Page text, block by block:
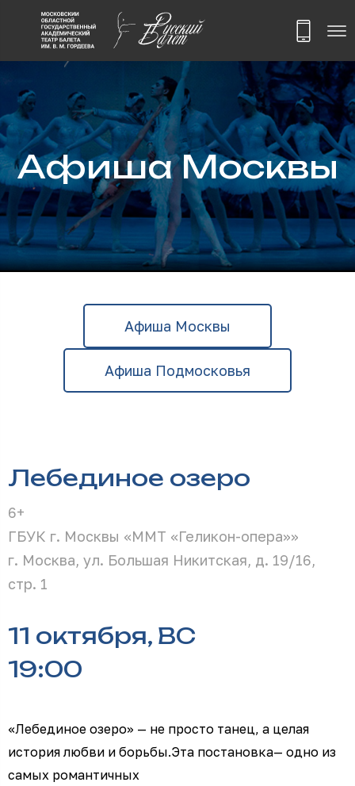
Афиша Москвы
Афиша Москвы
Афиша Подмосковья
Лебединое озеро
6+
ГБУК г. Москвы «ММТ «Геликон-опера»»
г. Москва, ул. Большая Никитская, д. 19/16,
стр. 1
11 октября, ВС
19:00
«Лебединое озеро» — не просто танец, а целая
история любви и борьбы.Эта постановка— одно из
самых романтичных